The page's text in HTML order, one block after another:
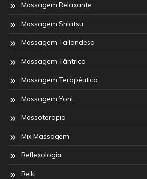
Massagem Relaxante
Massagem Shiatsu
Massagem Tailandesa
Massagem Tântrica
Massagem Terapêutica
Massagem Yoni
Massoterapia
Mix Massagem
Reflexologia
Reiki